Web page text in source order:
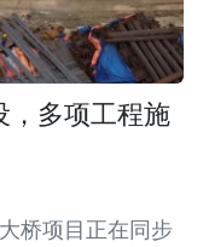
，多项工程施
桥项目正在同步